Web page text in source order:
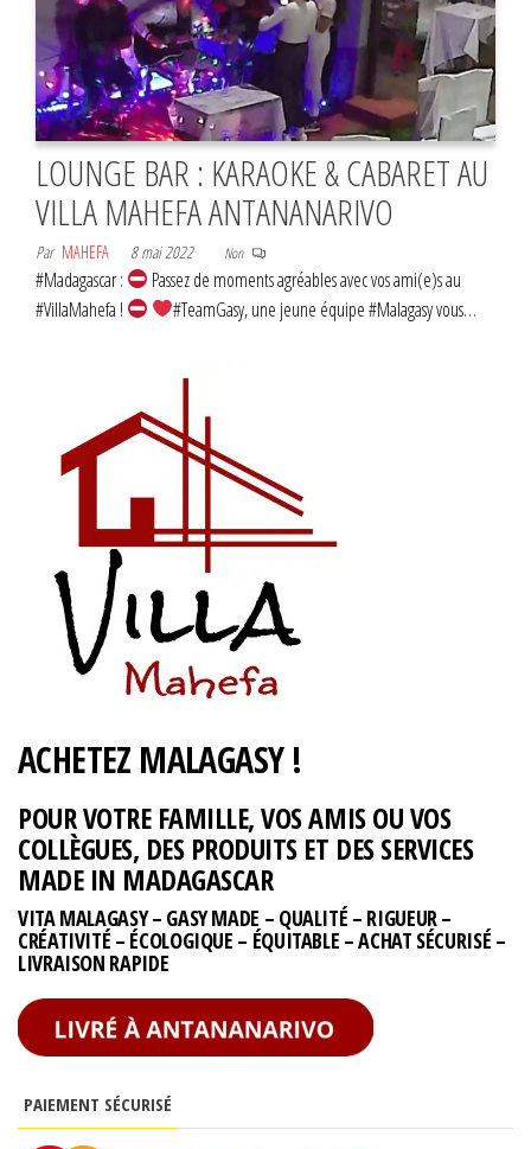
LOUNGE BAR : KARAOKE & CABARET AU
VILLA MAHEFA ANTANANARIVO
Par MAHEFA 8 mai 2022 Non
#Madagascar :
Passez de moments agréables avec vos ami(e)s au
#VillaMahefa !
#TeamGasy, une jeune équipe #Malagasy vous…
ACHETEZ MALAGASY !
POUR VOTRE FAMILLE, VOS AMIS OU VOS
COLLÈGUES, DES PRODUITS ET DES SERVICES
MADE IN MADAGASCAR
VITA MALAGASY – GASY MADE – QUALITÉ – RIGUEUR –
CRÉATIVITÉ – ÉCOLOGIQUE – ÉQUITABLE – ACHAT SÉCURISÉ –
LIVRAISON RAPIDE
PAIEMENT SÉCURISÉ